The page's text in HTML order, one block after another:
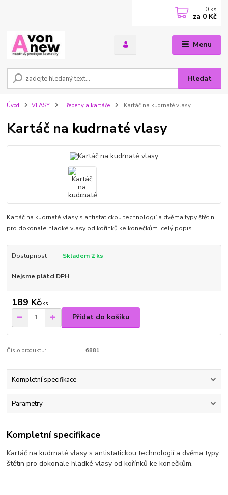
Menu
Hledat
0 ks
za 0 Kč
Úvod VLASY Hřebeny a kartáče Kartáč na kudrnaté vlasy
Kartáč na kudrnaté vlasy
Kartáč na kudrnaté vlasy s antistatickou technologií a dvěma typy štětin
pro dokonale hladké vlasy od kořínků ke konečkům. celý popis
Dostupnost Skladem 2 ks
Nejsme plátci DPH
189 Kč/ks
Přidat do košíku
Číslo produktu: 6881
Kompletní specifikace
Parametry
Kompletní specifikace
Kartáč na kudrnaté vlasy s antistatickou technologií a dvěma typy
štětin pro dokonale hladké vlasy od kořínků ke konečkům.